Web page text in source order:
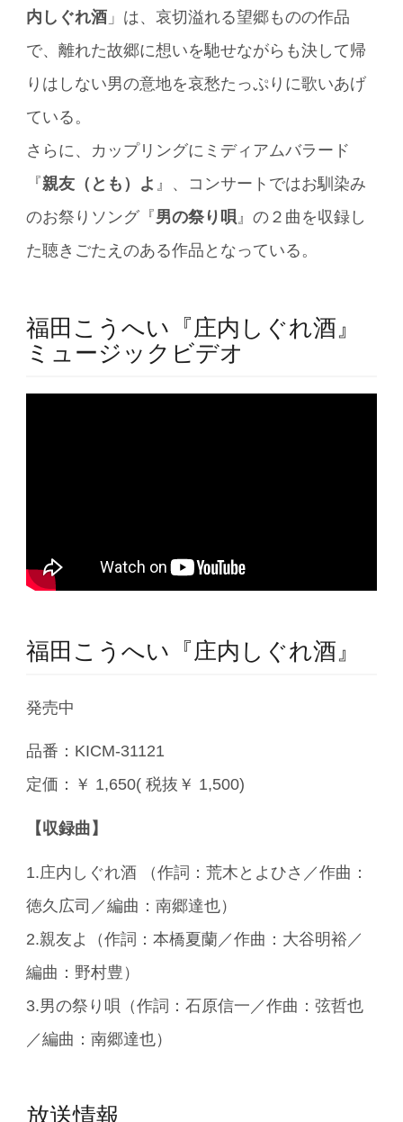
内しぐれ酒 」は、哀切溢れる望郷ものの作品
で、離れた故郷に想いを馳せながらも決して帰
りはしない男の意地を哀愁たっぷりに歌いあげ
ている。
さらに、カップリングにミディアムバラード
『親友（とも）よ 』、コンサートではお馴染み
のお祭りソング『男の祭り唄』の２曲を収録し
た聴きごたえのある作品となっている。
福田こうへい『庄内しぐれ酒』
ミュージックビデオ
福田こうへい『庄内しぐれ酒』
発売中
品番：KICM-31121
定価：￥ 1,650( 税抜￥ 1,500)
【収録曲】
1.庄内しぐれ酒 （作詞：荒木とよひさ／作曲：
徳久広司／編曲：南郷達也）
2.親友よ（作詞：本橋夏蘭／作曲：大谷明裕／
編曲：野村豊）
3.男の祭り唄（作詞：石原信一／作曲：弦哲也
／編曲：南郷達也）
放送情報